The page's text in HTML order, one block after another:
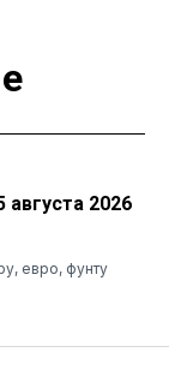
2026
евро, фунту